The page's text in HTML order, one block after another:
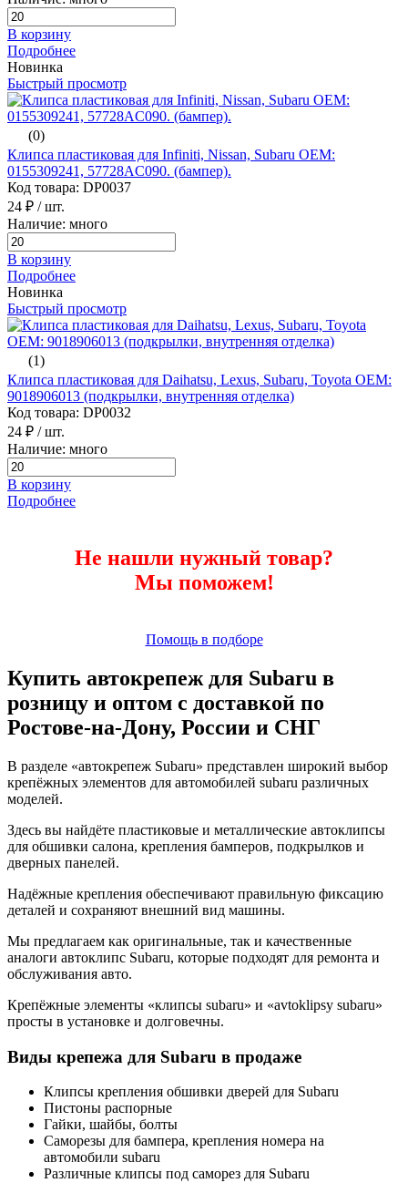
В корзину
Подробнее
Новинка
Быстрый просмотр
(0)
Клипса пластиковая для Infiniti, Nissan, Subaru ОЕМ:
0155309241, 57728AC090. (бампер).
Код товара: DP0037
24 ₽ / шт.
Наличие: много
В корзину
Подробнее
Новинка
Быстрый просмотр
(1)
Клипса пластиковая для Daihatsu, Lexus, Subaru, Toyota ОЕМ:
9018906013 (подкрылки, внутренняя отделка)
Код товара: DP0032
24 ₽ / шт.
Наличие: много
В корзину
Подробнее
Не нашли нужный товар?
Мы поможем!
Помощь в подборе
Купить автокрепеж для Subaru в
розницу и оптом с доставкой по
Ростове-на-Дону, России и СНГ
В разделе «автокрепеж Subaru» представлен широкий выбор
крепёжных элементов для автомобилей subaru различных
моделей.
Здесь вы найдёте пластиковые и металлические автоклипсы
для обшивки салона, крепления бамперов, подкрылков и
дверных панелей.
Надёжные крепления обеспечивают правильную фиксацию
деталей и сохраняют внешний вид машины.
Мы предлагаем как оригинальные, так и качественные
аналоги автоклипс Subaru, которые подходят для ремонта и
обслуживания авто.
Крепёжные элементы «клипсы subaru» и «avtoklipsy subaru»
просты в установке и долговечны.
Виды крепежа для Subaru в продаже
Клипсы крепления обшивки дверей для Subaru
Пистоны распорные
Гайки, шайбы, болты
Саморезы для бампера, крепления номера на
автомобили subaru
Различные клипсы под саморез для Subaru